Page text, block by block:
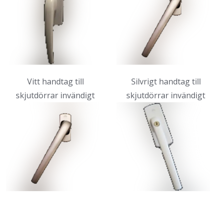
Vitt handtag till
skjutdörrar invändigt
Silvrigt handtag till
skjutdörrar invändigt